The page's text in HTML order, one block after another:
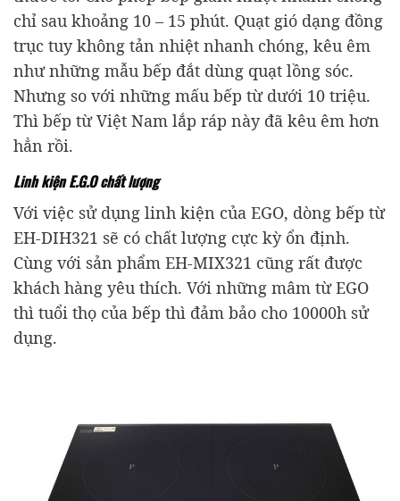
chỉ sau khoảng 10 – 15 phút. Quạt gió dạng đồng
trục tuy không tản nhiệt nhanh chóng, kêu êm
như những mẫu bếp đắt dùng quạt lồng sóc.
Nhưng so với những mấu bếp từ dưới 10 triệu.
Thì bếp từ Việt Nam lắp ráp này đã kêu êm hơn
hẳn rồi.
Linh kiện E.G.O chất lượng
Với việc sử dụng linh kiện của EGO, dòng bếp từ
EH-DIH321 sẽ có chất lượng cực kỳ ổn định.
Cùng với sản phẩm EH-MIX321 cũng rất được
khách hàng yêu thích. Với những mâm từ EGO
thì tuổi thọ của bếp thì đảm bảo cho 10000h sử
dụng.